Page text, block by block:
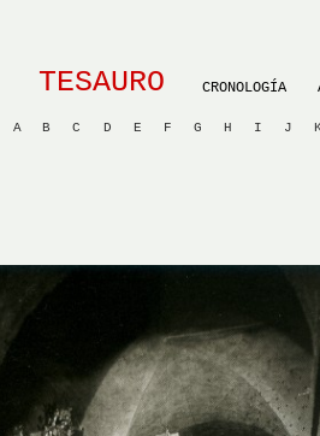
TESAURO CRONOLOGÍA
A B C D E F G H I J